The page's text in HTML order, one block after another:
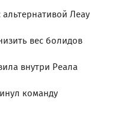
Леау
вес болидов
внутри Реала
команду